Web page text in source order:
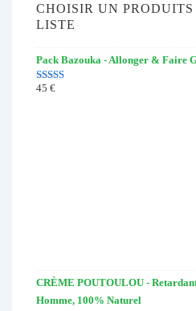
CHOISIR UN
LISTE
Pack Bazouka - Allonger & Faire
Note
45 €
CRÈME POUTOULOU -
Homme, 100% Naturel